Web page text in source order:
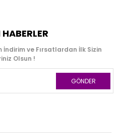
İndirim ve Fırsatlardan İlk Sizin
Olsun !
GÖNDER